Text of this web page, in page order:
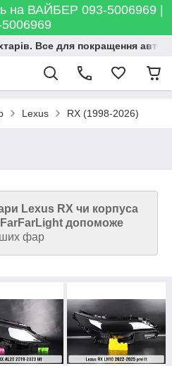
ВАЙБЕР 093-5006969 |
Все для покращення
Lexus RX (1998-2026)
Lexus RX чи корпуса
допоможе
фар